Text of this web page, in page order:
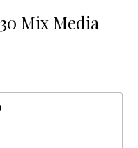
Mix Media